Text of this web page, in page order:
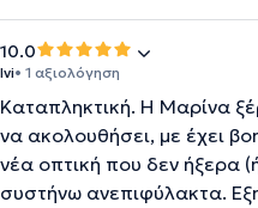
10.0
Ivi• 1 αξιολόγηση
Καταπληκτική. Η Μαρίνα
να ακολουθήσει, με έχει
νέα οπτική που δεν ήξερα
συστήνω ανεπιφύλακτα.